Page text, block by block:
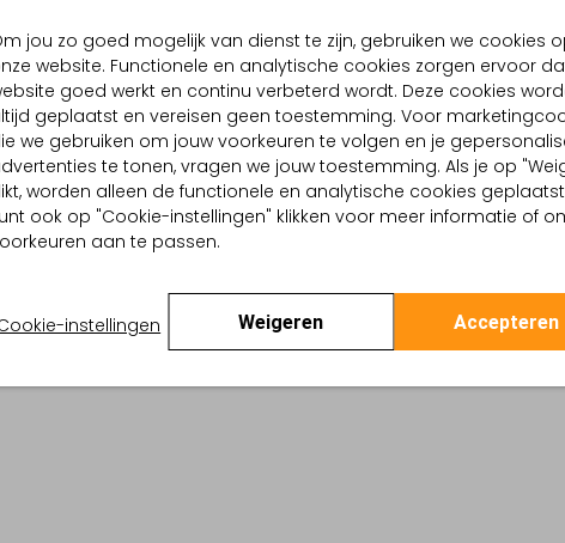
jou zo goed mogelijk van dienst te zijn, gebruiken we cookies
website. Functionele en analytische cookies zorgen ervoor
goed werkt en continu verbeterd wordt. Deze cookies
geplaatst en vereisen geen toestemming. Voor
we gebruiken om jouw voorkeuren te volgen en je
te tonen, vragen we jouw toestemming. Als je op
worden alleen de functionele en analytische cookies
ook op "Cookie-instellingen" klikken voor meer informatie of
aan te passen.
instellingen Weigeren Accepteren
BEZORGEN & RETOURNEREN
& PASVORM
Beige
Earthcore Aesthetic
buitenkant:
binnenkant:
Leer
zool:Rubber
OMSCHRIJVING
Ontdek de beige LENA
van deze muiltjes is
neus zorgt voor een
die met zijn geweven rand
aardse tinten sluiten
schoenen toe aan jouw